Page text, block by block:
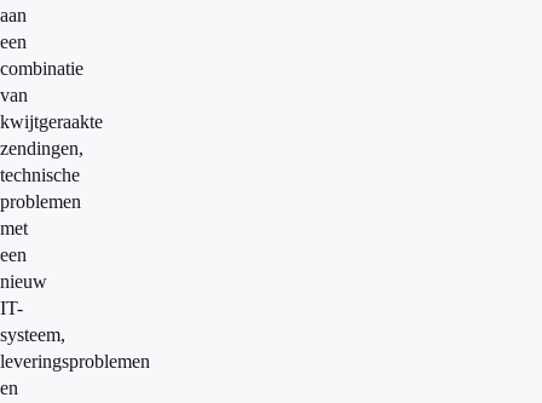
aan
een
combinatie
van
kwijtgeraakte
zendingen,
technische
problemen
met
een
nieuw
IT-
systeem,
leveringsproblemen
en